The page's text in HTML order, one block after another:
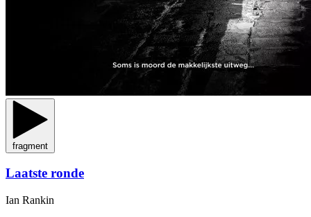
fragment
Laatste ronde
Ian Rankin